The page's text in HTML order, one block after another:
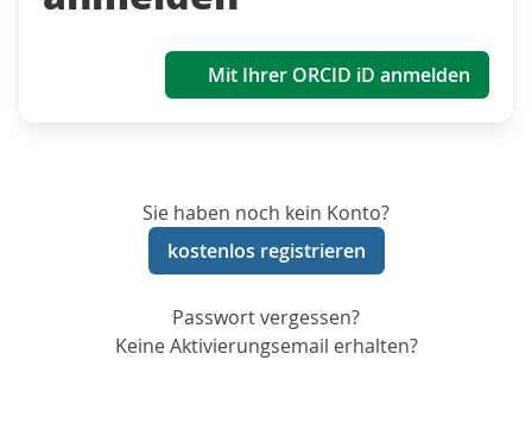
Mit Ihrer ORCID iD anmelden
Sie haben noch kein Konto?
kostenlos registrieren
Passwort vergessen?
Keine Aktivierungsemail erhalten?